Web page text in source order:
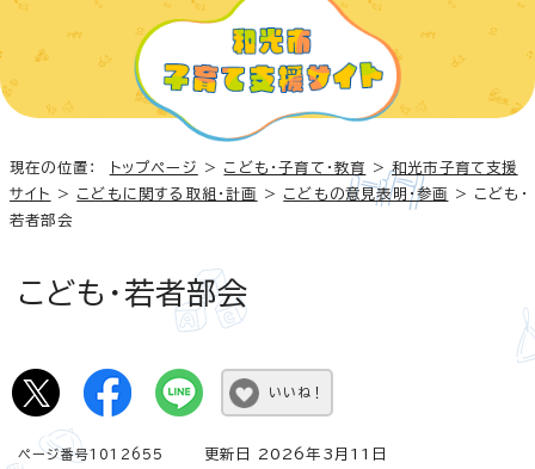
現在の位置： トップページ > こども・子育て・教育 >和光市子育て支援
サイト
> こどもに関する取組・計画 > こどもの意見表明・参画
> こども・
若者部会
こども・若者部会
いいね！
ページ番号1012655 更新日 2026年3月11日